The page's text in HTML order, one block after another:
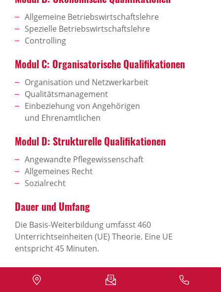
Allgemeine Betriebswirtschaftslehre
Spezielle Betriebswirtschaftslehre
Controlling
Modul C: Organisatorische Qualifikationen
Organisation und Netzwerkarbeit
Qualitätsmanagement
Einbeziehung von Angehörigen
und Ehrenamtlichen
Modul D: Strukturelle Qualifikationen
Angewandte Pflegewissenschaft
Allgemeines Recht
Sozialrecht
Dauer und Umfang
Die Basis-Weiterbildung umfasst 460
Unterrichtseinheiten (UE) Theorie. Eine UE
entspricht 45 Minuten.
Inhalte und Dauer des PDL-